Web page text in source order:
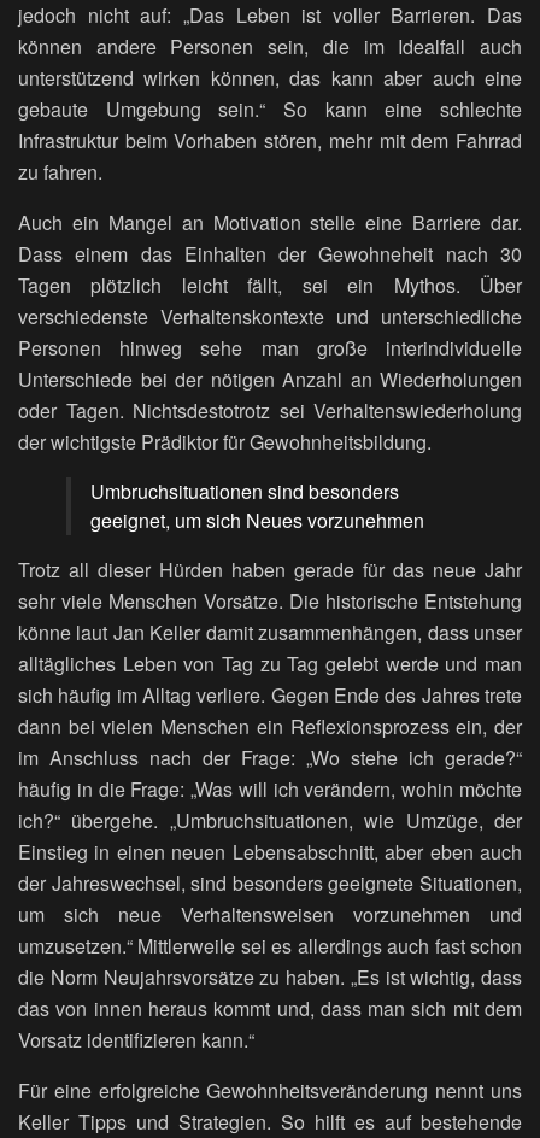
jedoch nicht auf: „Das Leben ist voller Barrieren. Das
können andere Personen sein, die im Idealfall auch
unterstützend wirken können, das kann aber auch eine
gebaute Umgebung sein.“ So kann eine schlechte
Infrastruktur beim Vorhaben stören, mehr mit dem Fahrrad
zu fahren.
Auch ein Mangel an Motivation stelle eine Barriere dar.
Dass einem das Einhalten der Gewohneheit nach 30
Tagen plötzlich leicht fällt, sei ein Mythos. Über
verschiedenste Verhaltenskontexte und unterschiedliche
Personen hinweg sehe man große interindividuelle
Unterschiede bei der nötigen Anzahl an Wiederholungen
oder Tagen. Nichtsdestotrotz sei Verhaltenswiederholung
der wichtigste Prädiktor für Gewohnheitsbildung.
Umbruchsituationen sind besonders
geeignet, um sich Neues vorzunehmen
Trotz all dieser Hürden haben gerade für das neue Jahr
sehr viele Menschen Vorsätze. Die historische Entstehung
könne laut Jan Keller damit zusammenhängen, dass unser
alltägliches Leben von Tag zu Tag gelebt werde und man
sich häufig im Alltag verliere. Gegen Ende des Jahres trete
dann bei vielen Menschen ein Reflexionsprozess ein, der
im Anschluss nach der Frage: „Wo stehe ich gerade?“
häufig in die Frage: „Was will ich verändern, wohin möchte
ich?“ übergehe. „Umbruchsituationen, wie Umzüge, der
Einstieg in einen neuen Lebensabschnitt, aber eben auch
der Jahreswechsel, sind besonders geeignete Situationen,
um sich neue Verhaltensweisen vorzunehmen und
umzusetzen.“ Mittlerweile sei es allerdings auch fast schon
die Norm Neujahrsvorsätze zu haben. „Es ist wichtig, dass
das von innen heraus kommt und, dass man sich mit dem
Vorsatz identifizieren kann.“
Für eine erfolgreiche Gewohnheitsveränderung nennt uns
Keller Tipps und Strategien. So hilft es auf bestehende